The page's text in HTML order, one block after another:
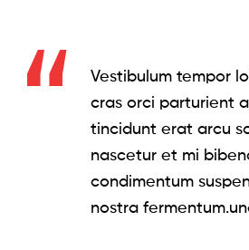
Vestibulum tempor
cras orci parturient
tincidunt erat arcu
nascetur et mi
condimentum
nostra